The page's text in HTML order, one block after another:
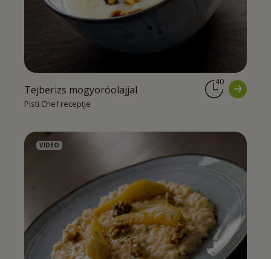
Tejberizs mogyoróolajjal
Pisti Chef receptje
40
VIDEO